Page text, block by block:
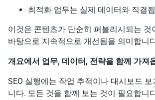
최적화 업무는 실제 데이터와 직결
이것은 콘텐츠가 단순히 퍼블리시되는 것
바탕으로 지속적으로 개선됨을 의미합니
개요에서 업무, 데이터, 전략을 함께 가져
SEO 실행에는 작업 추적이나 대시보드
니다. 모든 것을 함께 보는 것이 필요합니